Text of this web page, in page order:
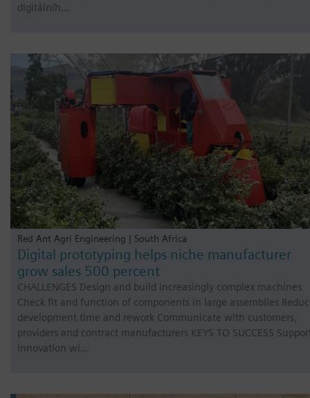
digitálníh…
Red Ant Agri Engineering | South Africa
Digital prototyping helps niche manufacturer
grow sales 500 percent
CHALLENGES Design and build increasingly complex machines
Check fit and function of components in large assemblies
development time and rework Communicate with customers,
providers and contract manufacturers KEYS TO SUCCESS
innovation wi…